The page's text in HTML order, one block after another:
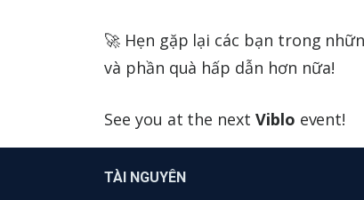
🚀 Hẹn gặp lại các bạn trong
và phần quà hấp dẫn hơn nữa!
See you at the next Viblo event!
TÀI NGUYÊN